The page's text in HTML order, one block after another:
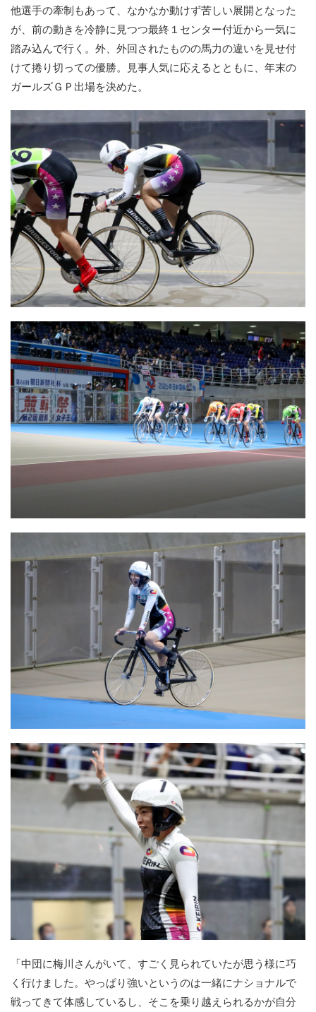
談
よくある質問
他選手の牽制もあって、なかなか動けず苦しい展開となった
が、前の動きを冷静に見つつ最終１センター付近から一気に
踏み込んで行く。外、外回されたものの馬力の違いを見せ付
けて捲り切っての優勝。見事人気に応えるとともに、年末の
ガールズＧＰ出場を決めた。
「中団に梅川さんがいて、すごく見られていたが思う様に巧
く行けました。やっぱり強いというのは一緒にナショナルで
戦ってきて体感しているし、そこを乗り越えられるかが自分